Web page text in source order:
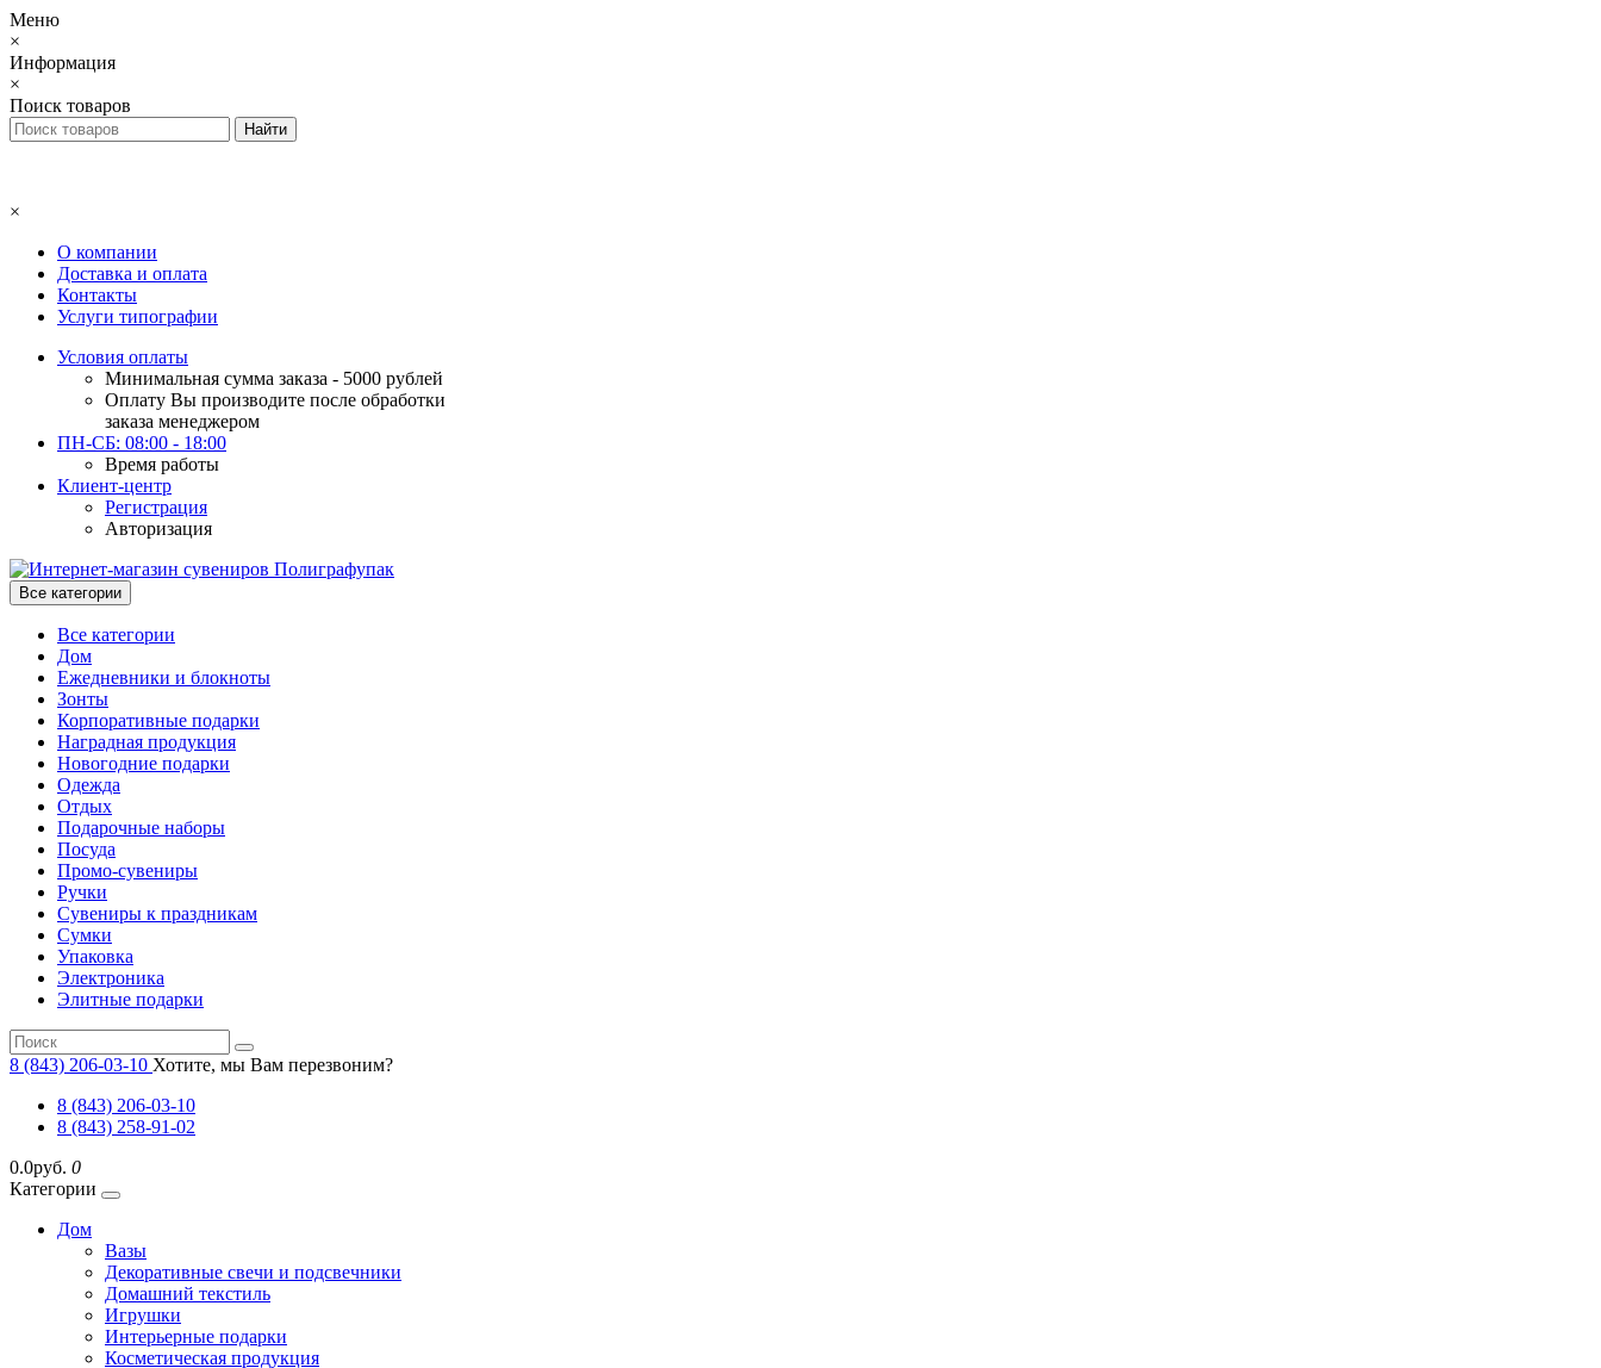
Меню
×
Информация
×
Поиск товаров
×
О компании
Доставка и оплата
Контакты
Услуги типографии
Условия оплаты
Минимальная сумма заказа - 5000 рублей
Оплату Вы производите после обработки
заказа менеджером
ПН-СБ: 08:00 - 18:00
Время работы
Клиент-центр
Регистрация
Авторизация
Все категории
Все категории
Дом
Ежедневники и блокноты
Зонты
Корпоративные подарки
Наградная продукция
Новогодние подарки
Одежда
Отдых
Подарочные наборы
Посуда
Промо-сувениры
Ручки
Сувениры к праздникам
Сумки
Упаковка
Электроника
Элитные подарки
8 (843) 206-03-10 Хотите, мы Вам перезвоним?
8 (843) 206-03-10
8 (843) 258-91-02
0.0руб. 0
Категории
Дом
Вазы
Декоративные свечи и подсвечники
Домашний текстиль
Игрушки
Интерьерные подарки
Косметическая продукция